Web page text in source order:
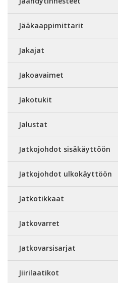
Jääkaappimittarit
Jakajat
Jakoavaimet
Jakotukit
Jalustat
Jatkojohdot sisäkäyttöön
Jatkojohdot ulkokäyttöön
Jatkotikkaat
Jatkovarret
Jatkovarsisarjat
Jiirilaatikot